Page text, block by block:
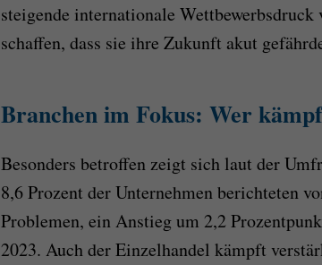
steigende internationale
schaffen, dass sie ihre Zukunft akut
Branchen im Fokus: Wer
Besonders betroffen zeigt sich laut der
8,6 Prozent der Unternehmen berichteten
Problemen, ein Anstieg um 2,2
2023. Auch der Einzelhandel kämpft